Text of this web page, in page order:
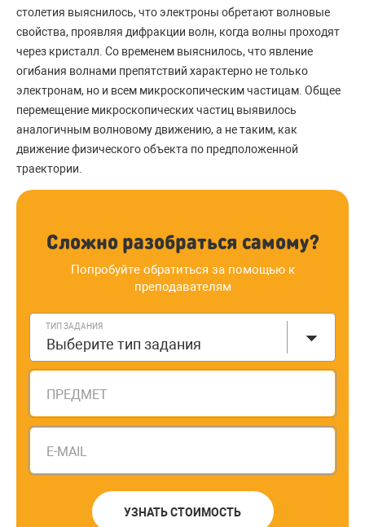
столетия выяснилось, что электроны обретают волновые
свойства, проявляя дифракции волн, когда волны проходят
через кристалл. Со временем выяснилось, что явление
огибания волнами препятствий характерно не только
электронам, но и всем микроскопическим частицам. Общее
перемещение микроскопических частиц выявилось
аналогичным волновому движению, а не таким, как
движение физического объекта по предположенной
траектории.
Сложно разобраться самому?
Попробуйте обратиться за помощью к
преподавателям
ТИП ЗАДАНИЯ
Выберите тип задания
ПРЕДМЕТ
E-MAIL
УЗНАТЬ СТОИМОСТЬ